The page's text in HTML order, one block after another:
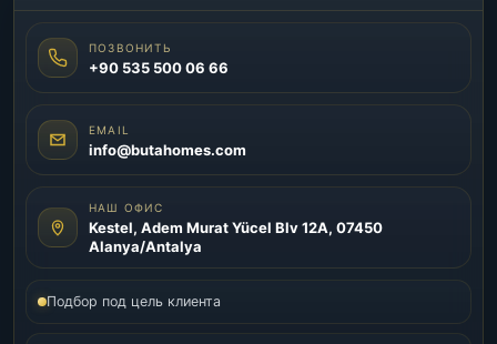
ПОЗВОНИТЬ
+90 535 500 06 66
EMAIL
info@butahomes.com
НАШ ОФИС
Kestel, Adem Murat Yücel Blv 12A, 07450
Alanya/Antalya
Подбор под цель клиента